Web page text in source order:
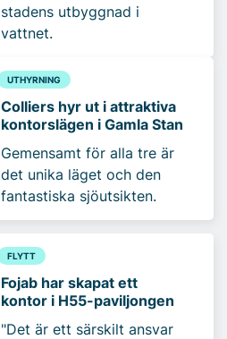
stadens utbyggnad i
vattnet.
UTHYRNING
Colliers hyr ut i attraktiva
kontorslägen i Gamla Stan
Gemensamt för alla tre är
det unika läget och den
fantastiska sjöutsikten.
FLYTT
Fojab har skapat ett
kontor i H55-paviljongen
"Det är ett särskilt ansvar